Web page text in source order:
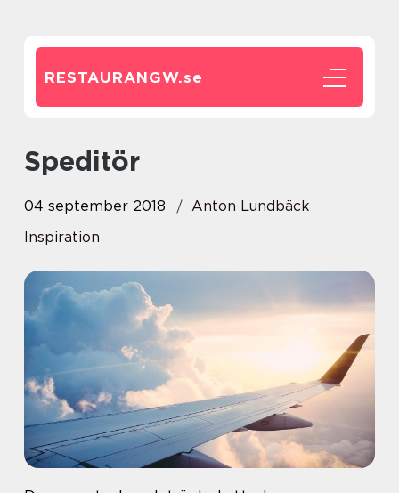
RESTAURANGW.se
Speditör
04 september 2018
Anton Lundbäck
Inspiration